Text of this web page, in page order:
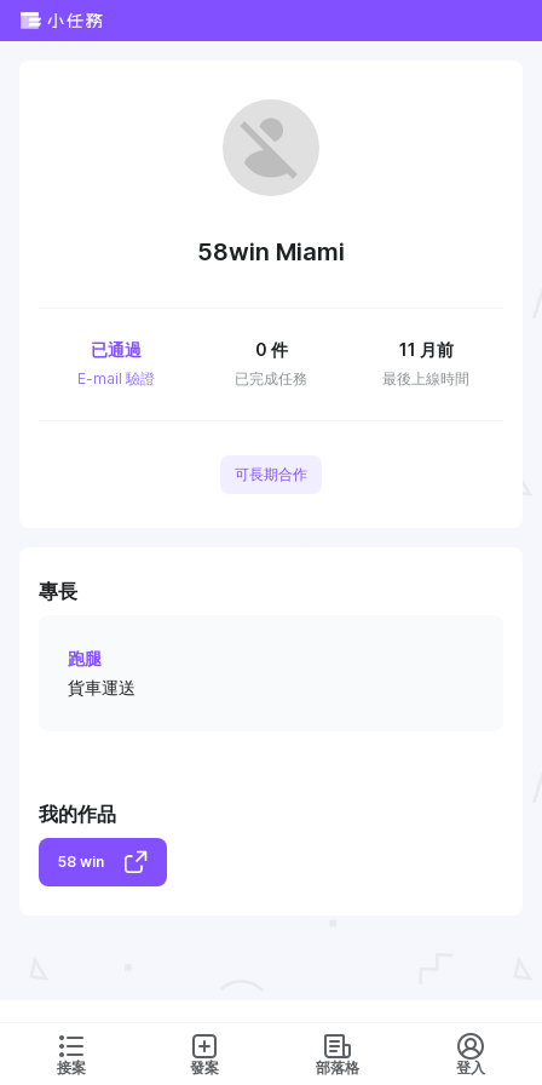
接案 發案 部落格 登入
58win Miami
E-mail 驗證
已通過
已完成任務
0 件
最後上線時間
11 月前
可長期合作
專長
跑腿
貨車運送
我的作品
58 win